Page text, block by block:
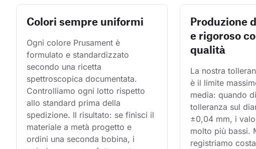
Colori sempre uniformi
Ogni colore Prusament è
formulato e standardizzato
secondo una ricetta
spettroscopica documentata.
Controlliamo ogni lotto rispetto
allo standard prima della
spedizione. Il risultato: se finisci il
materiale a metà progetto e
ordini una seconda bobina, i
Produzione
e rigoroso
qualità
La nostra
è il limite
media: quando
tolleranza sul
±0,04 mm, i
molto più bassi.
registriamo